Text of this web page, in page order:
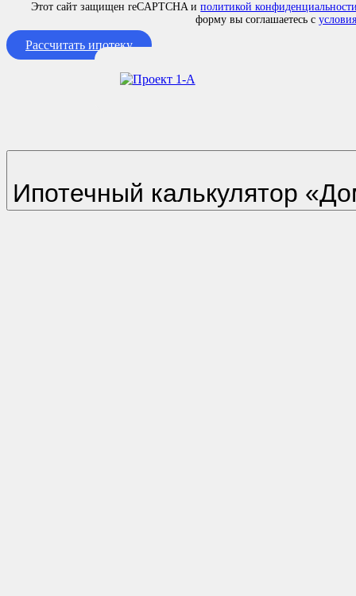
Этот сайт защищен reCAPTCHA иполитикой
форму вы соглашаетесь с
Рассчитать ипотеку
Ипотечный калькулятор